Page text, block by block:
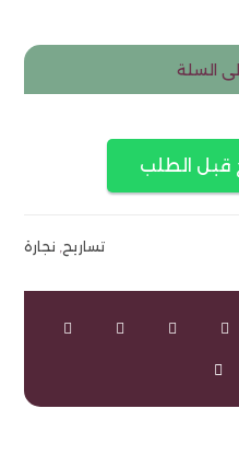
السلة
قبل الطلب
تساريح نجارة